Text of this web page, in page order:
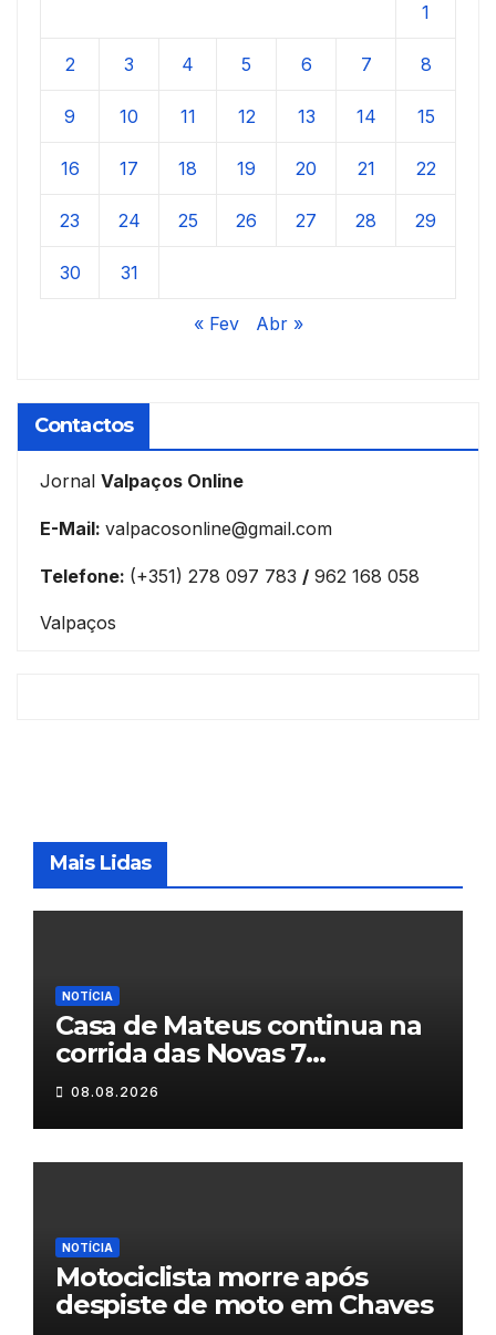
1
2 3 4 5 6 7 8
9 10 11 12 13 14 15
16 17 18 19 20 21 22
23 24 25 26 27 28 29
30 31
« Fev Abr »
Contactos
Jornal Valpaços Online
E-Mail: valpacosonline@gmail.com
Telefone: (+351) 278 097 783 / 962 168 058
Valpaços
Mais Lidas
NOTÍCIA
Casa de Mateus continua na
corrida das Novas 7
Maravilhas de Portugal
08.08.2026
NOTÍCIA
Motociclista morre após
despiste de moto em Chaves